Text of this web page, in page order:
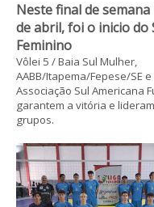
Neste final de semana
de abril, foi o inicio do
Feminino
Vôlei 5 / Baia Sul Mulher,
AABB/Itapema/Fepese/SE e
Associação Sul Americana
garantem a vitória e
grupos.